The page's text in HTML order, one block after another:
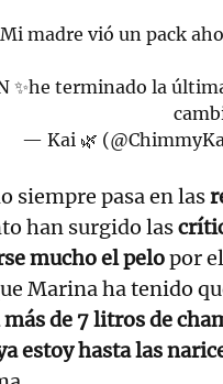
Mi madre vió un pack
✨he terminado la
— Kai 🌿
siempre pasa en las
han surgido las
mucho el pelopor
Marina ha tenido
de 7 litros de
estoy hasta las